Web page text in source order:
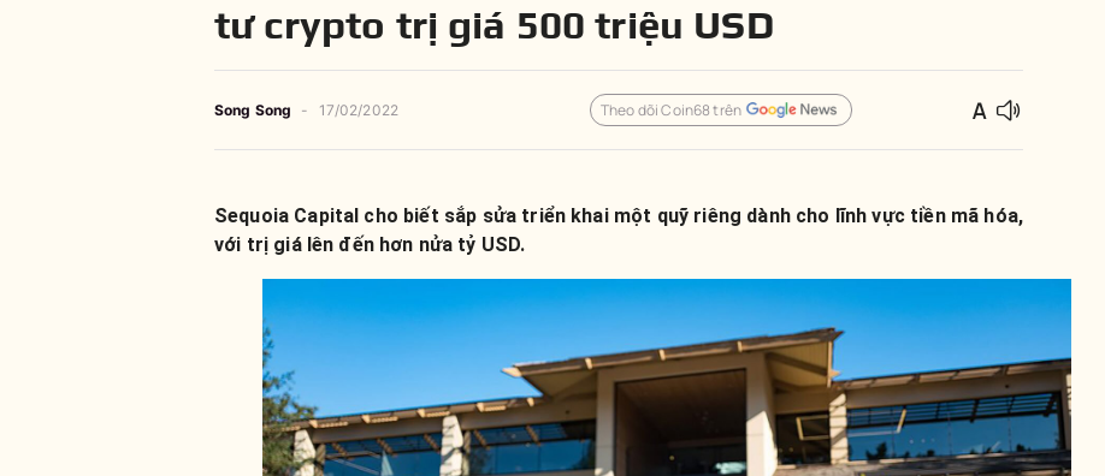
tư crypto trị giá 500 triệu USD
Song Song - 17/02/2022 Theo dõi Coin68 trên
Sequoia Capital cho biết sắp sửa triển khai một quỹ riêng dành cho lĩnh vực tiền mã hóa,
với trị giá lên đến hơn nửa tỷ USD.